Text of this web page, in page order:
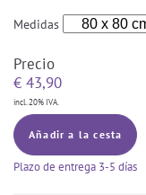
Medidas
Precio
€ 43,90
incl. 20% IVA.
Añadir a la cesta
Plazo de entrega 3-5 días